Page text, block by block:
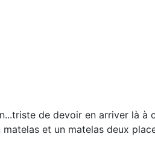
de devoir en arriver là à
et un matelas deux